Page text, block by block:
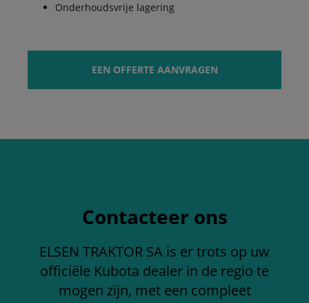
Onderhoudsvrije lagering
EEN OFFERTE AANVRAGEN
Contacteer ons
ELSEN TRAKTOR SA is er trots op uw
officiële Kubota dealer in de regio te
mogen zijn, met een compleet